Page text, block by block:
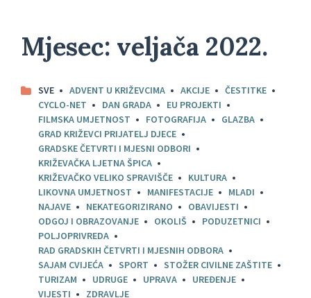
Mjesec: veljača 2022.
SVE ADVENT U KRIŽEVCIMA AKCIJE
ČESTITKE
CYCLO-NET
DAN GRADA
EU PROJEKTI
FILMSKA UMJETNOST
FOTOGRAFIJA
GLAZBA
GRAD KRIŽEVCI PRIJATELJ DJECE
GRADSKE ČETVRTI I MJESNI ODBORI
KRIŽEVAČKA LJETNA ŠPICA
KRIŽEVAČKO VELIKO SPRAVIŠČE
KULTURA
LIKOVNA UMJETNOST
MANIFESTACIJE
MLADI
NAJAVE
NEKATEGORIZIRANO
OBAVIJESTI
ODGOJ I OBRAZOVANJE
OKOLIŠ
PODUZETNICI
POLJOPRIVREDA
RAD GRADSKIH ČETVRTI I MJESNIH ODBORA
SAJAM CVIJEĆA
SPORT
STOŽER CIVILNE ZAŠTITE
TURIZAM
UDRUGE UPRAVA
UREĐENJE
VIJESTI
ZDRAVLJE